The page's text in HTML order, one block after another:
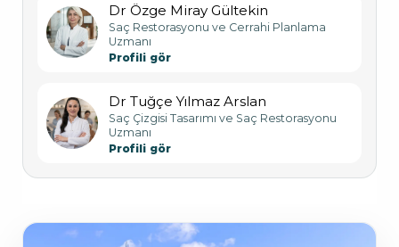
Dr Özge Miray Gültekin
Saç Restorasyonu ve Cerrahi Planlama
Uzmanı
Profili gör
Dr Tuğçe Yılmaz Arslan
Saç Çizgisi Tasarımı ve Saç Restorasyonu
Uzmanı
Profili gör